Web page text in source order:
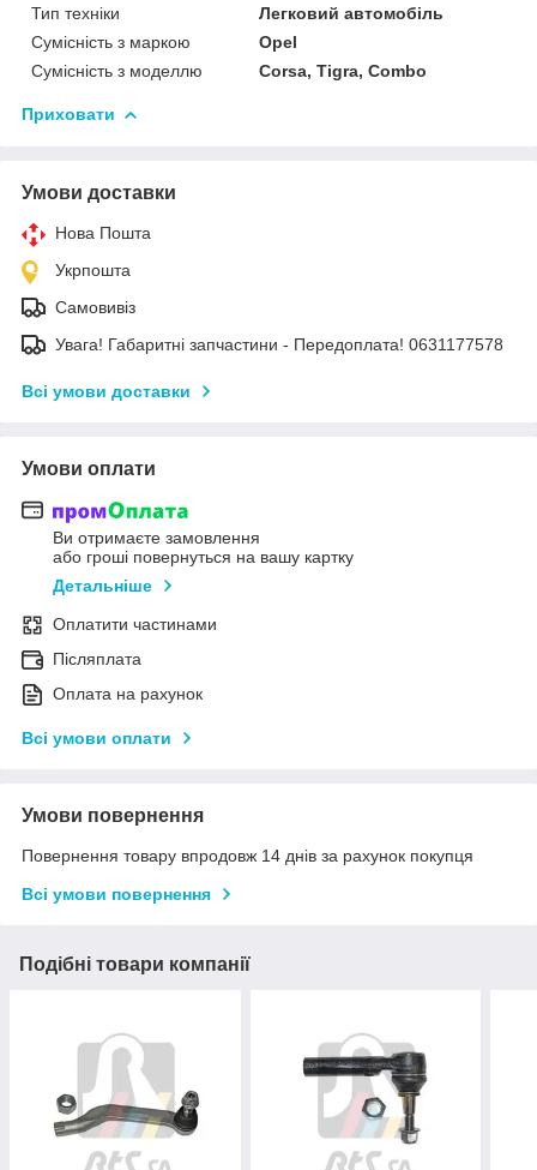
Тип техніки
Легковий автомобіль
Сумісність з маркою
Opel
Сумісність з моделлю
Corsa, Tigra, Combo
Приховати
Умови доставки
Нова Пошта
Укрпошта
Самовивіз
Увага! Габаритні запчастини - Передоплата! 0631177578
Всі умови доставки
Умови оплати
Ви отримаєте замовлення
або гроші повернуться на вашу картку
Детальніше
Оплатити частинами
Післяплата
Оплата на рахунок
Всі умови оплати
Умови повернення
Повернення товару впродовж 14 днів за рахунок покупця
Всі умови повернення
Подібні товари компанії